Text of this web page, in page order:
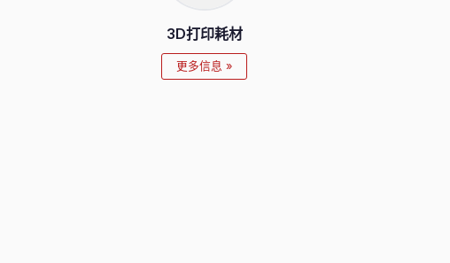
3D打印耗材
更多信息 »